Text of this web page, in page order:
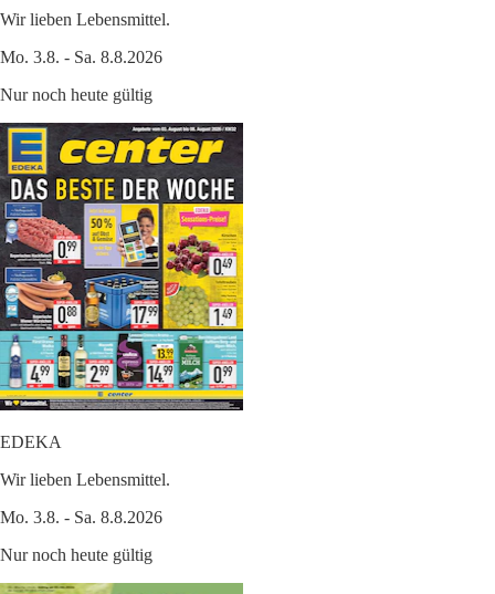
Wir lieben Lebensmittel.
Mo. 3.8. - Sa. 8.8.2026
Nur noch heute gültig
EDEKA
Wir lieben Lebensmittel.
Mo. 3.8. - Sa. 8.8.2026
Nur noch heute gültig